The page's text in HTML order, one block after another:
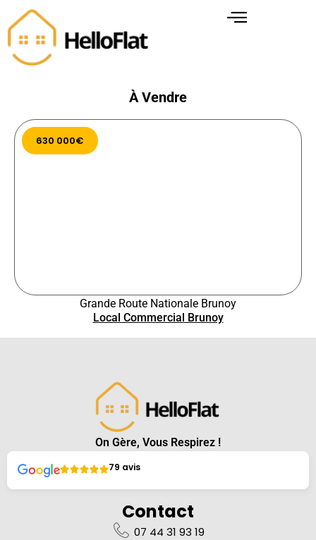
À Vendre
630 000€
Grande Route Nationale Brunoy
Local Commercial Brunoy
On Gère, Vous Respirez !
79 avis
Contact
07 44 31 93 19